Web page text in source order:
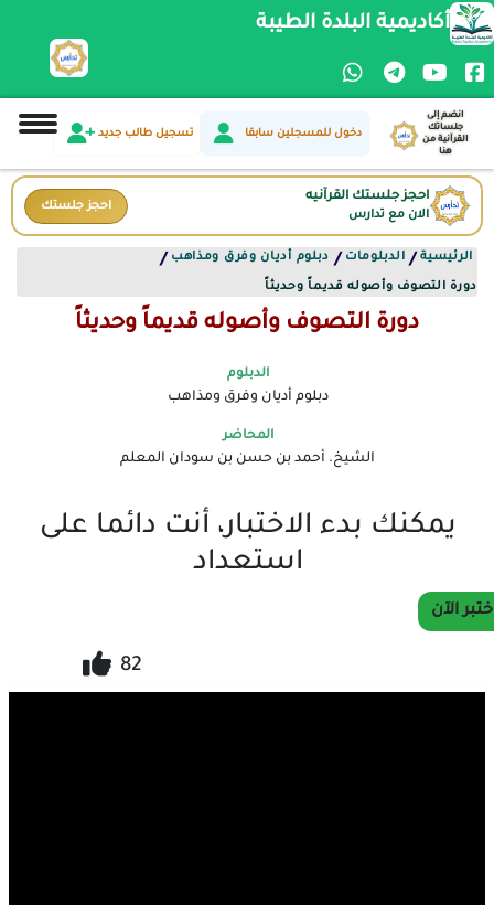
أكاديمية البلدة الطيبة
دخول للمسجلين سابقا تسجيل طالب جديد
انضم إلى
جلساتك
القرآنية من
هنا
احجز جلستك القرآنيه
الان مع تدارس
احجز جلستك
الرئيسية / الدبلومات / دبلوم أديان وفرق ومذاهب /
دورة التصوف وأصوله قديماً وحديثاً
دورة التصوف وأصوله قديماً وحديثاً
الدبلوم
دبلوم أديان وفرق ومذاهب
المحاضر
الشيخ. أحمد بن حسن بن سودان المعلم
يمكنك بدء الاختبار، أنت دائما على
استعداد
الآن
82